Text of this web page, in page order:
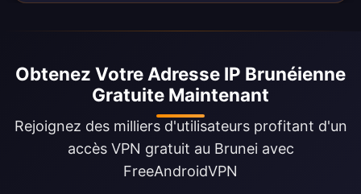
Obtenez Votre Adresse IP Brunéienne
Gratuite Maintenant
Rejoignez des milliers d'utilisateurs profitant d'un
accès VPN gratuit au Brunei avec
FreeAndroidVPN